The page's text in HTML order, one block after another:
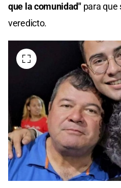
que la comunidad"para que
veredicto.